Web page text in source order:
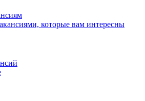
которые вам интересны